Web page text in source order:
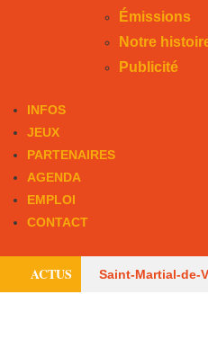
Émissions
Notre
Publicité
INFOS
JEUX
PARTENAIRES
AGENDA
EMPLOI
CONTACT
ACTUS Saint-Martial-de-